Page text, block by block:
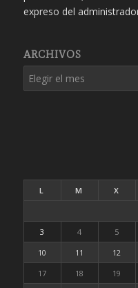
expreso del
ARCHIVOS
L M X
3
4 5
10
11 12
17
18 19